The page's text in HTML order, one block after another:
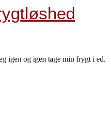
igen og igen tage min frygt i ed.